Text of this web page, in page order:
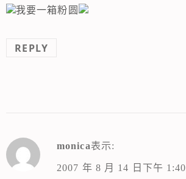
我要一箱粉圆
REPLY
monica表示:
2007 年 8 月 14 日下午 1:40